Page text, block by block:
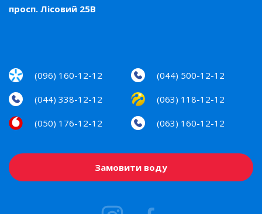
просп. Лісовий 25В
(096) 160-12-12 (044) 500-12-12
(044) 338-12-12 (063) 118-12-12
(050) 176-12-12 (063) 160-12-12
Замовити воду